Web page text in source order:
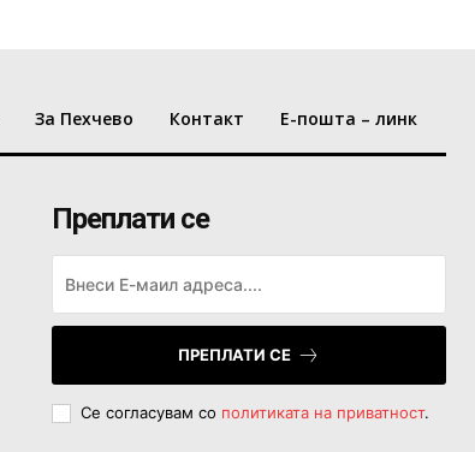
За Пехчево Контакт Е-пошта – линк
Преплати се
ПРЕПЛАТИ СЕ
Се согласувам со политиката на приватност.